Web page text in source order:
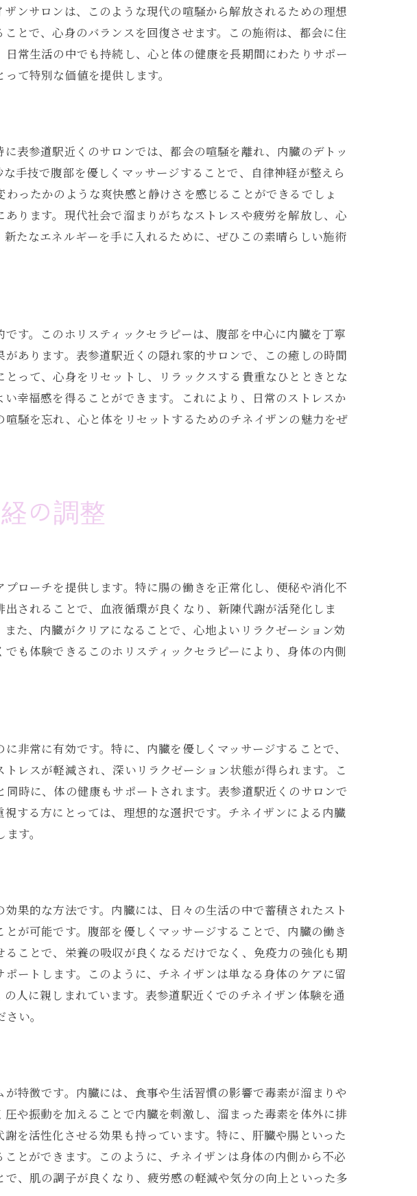
る方法
の施術
イザン体験
ンの技法
ンを表参道で
チネイザン
ネイザン体験
ザン
魅力
ザン体験
ラクティショナー
クゼーション
ンの技術
果
験
地よさ
する方法
ンサロンは、このような現代の喧騒から解放されるための理想
とで、心身のバランスを回復させます。この施術は、都会に住
常生活の中でも持続し、心と体の健康を長期間にわたりサポー
て特別な価値を提供します。
表参道駅近くのサロンでは、都会の喧騒を離れ、内臓のデトッ
手技で腹部を優しくマッサージすることで、自律神経が整えら
ったかのような爽快感と静けさを感じることができるでしょ
ります。現代社会で溜まりがちなストレスや疲労を解放し、心
たなエネルギーを手に入れるために、ぜひこの素晴らしい施術
す。このホリスティックセラピーは、腹部を中心に内臓を丁寧
あります。表参道駅近くの隠れ家的サロンで、この癒しの時間
って、心身をリセットし、リラックスする貴重なひとときとな
幸福感を得ることができます。これにより、日常のストレスか
騒を忘れ、心と体をリセットするためのチネイザンの魅力をぜ
の調整
ローチを提供します。特に腸の働きを正常化し、便秘や消化不
されることで、血液循環が良くなり、新陳代謝が活発化しま
た、内臓がクリアになることで、心地よいリラクゼーション効
も体験できるこのホリスティックセラピーにより、身体の内側
非常に有効です。特に、内臓を優しくマッサージすることで、
レスが軽減され、深いリラクゼーション状態が得られます。こ
時に、体の健康もサポートされます。表参道駅近くのサロンで
する方にとっては、理想的な選択です。チネイザンによる内臓
す。
果的な方法です。内臓には、日々の生活の中で蓄積されたスト
が可能です。腹部を優しくマッサージすることで、内臓の働き
ことで、栄養の吸収が良くなるだけでなく、免疫力の強化も期
ートします。このように、チネイザンは単なる身体のケアに留
人に親しまれています。表参道駅近くでのチネイザン体験を通
い。
特徴です。内臓には、食事や生活習慣の影響で毒素が溜まりや
や振動を加えることで内臓を刺激し、溜まった毒素を体外に排
を活性化させる効果も持っています。特に、肝臓や腸といった
とができます。このように、チネイザンは身体の内側から不必
、肌の調子が良くなり、疲労感の軽減や気分の向上といった多